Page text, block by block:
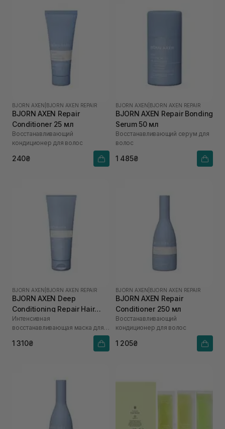
BJORN AXEN BJORN AXEN REPAIR
BJORN AXEN Repair
Conditioner 25 мл
Восстанавливающий
кондиционер для волос
240₴
BJORN AXEN BJORN AXEN REPAIR
BJORN AXEN Repair Bonding
Serum 50 мл
Восстанавливающий серум для
волос
1 485₴
BJORN AXEN BJORN AXEN REPAIR
BJORN AXEN Deep
Conditioning Repair Hair
Mask 200 мл
Интенсивная
восстанавливающая маска для
1 310₴
BJORN AXEN BJORN AXEN REPAIR
BJORN AXEN Repair
Conditioner 250 мл
Восстанавливающий
кондиционер для волос
1 205₴